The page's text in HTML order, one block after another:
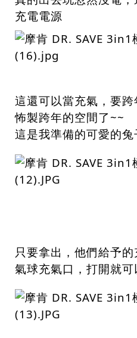
充電電源
這還可以當充氣，要
怖製跨年的空間了~~
這是我準備的可愛的兔
只要拿出，他們給予
氣球充氣口，打開就